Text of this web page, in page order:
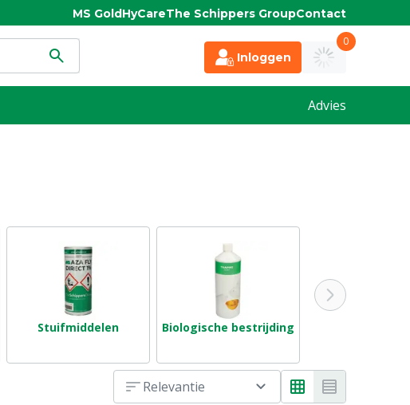
MS GoldHyCareThe Schippers GroupContact
Inloggen
0
Advies
Stuifmiddelen Biologische bestrijding
Relevantie